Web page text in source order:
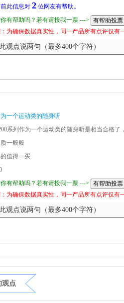
前此信息对 2 位网友有帮助。
有帮助吗？若有请投我一票 --->
为确保数据真实性，同一产品所有点评仅有
观点说两句（最多400个字符）
一个运动类的随身听
系列作为一个运动类的随身听是相当合格了
一般般
值得一买
有帮助吗？若有请投我一票 --->
为确保数据真实性，同一产品所有点评仅有
观点说两句（最多400个字符）
观点